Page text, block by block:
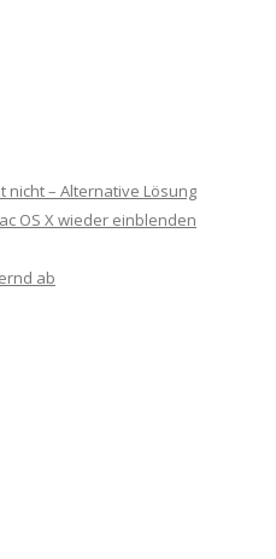
nicht – Alternative Lösung
OS X wieder einblenden
ab